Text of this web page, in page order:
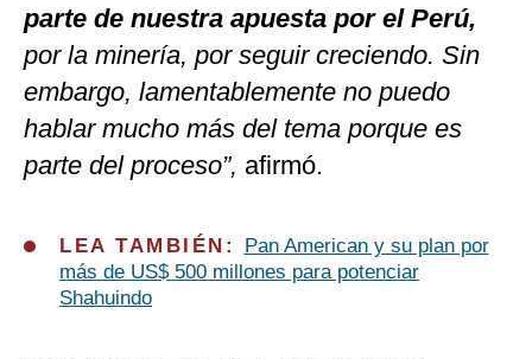
parte de nuestra apuesta por el Perú,
por la minería, por seguir creciendo. Sin
embargo, lamentablemente no puedo
hablar mucho más del tema porque es
parte del proceso”, afirmó.
LEA TAMBIÉN:
Pan American y su plan por
más de US$ 500 millones para potenciar
Shahuindo